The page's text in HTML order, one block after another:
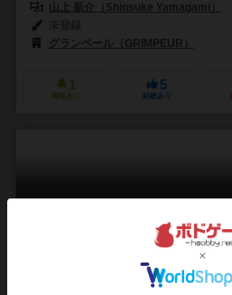
山上 新介（Shinsuke Yamagami）
グランペール（GRIMPEUR）
1
興味あり
5
経験あり
Festival